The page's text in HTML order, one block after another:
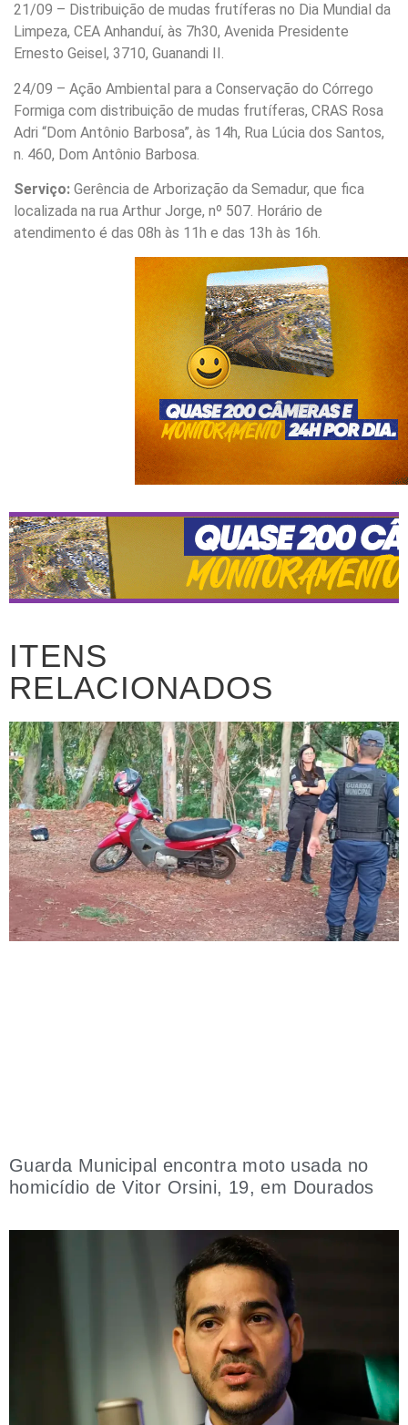
21/09 – Distribuição de mudas frutíferas no Dia Mundial da
Limpeza, CEA Anhanduí, às 7h30, Avenida Presidente
Ernesto Geisel, 3710, Guanandi II.
24/09 – Ação Ambiental para a Conservação do Córrego
Formiga com distribuição de mudas frutíferas, CRAS Rosa
Adri “Dom Antônio Barbosa”, às 14h, Rua Lúcia dos Santos,
n. 460, Dom Antônio Barbosa.
Serviço: Gerência de Arborização da Semadur, que fica
localizada na rua Arthur Jorge, nº 507. Horário de
atendimento é das 08h às 11h e das 13h às 16h.
ITENS
RELACIONADOS
Guarda Municipal encontra moto usada no
homicídio de Vitor Orsini, 19, em Dourados